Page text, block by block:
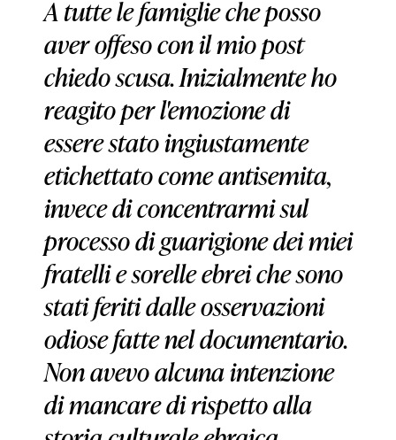
A tutte le famiglie che posso
aver offeso con il mio post
chiedo scusa. Inizialmente ho
reagito per l'emozione di
essere stato ingiustamente
etichettato come antisemita,
invece di concentrarmi sul
processo di guarigione dei miei
fratelli e sorelle ebrei che sono
stati feriti dalle osservazioni
odiose fatte nel documentario.
Non avevo alcuna intenzione
di mancare di rispetto alla